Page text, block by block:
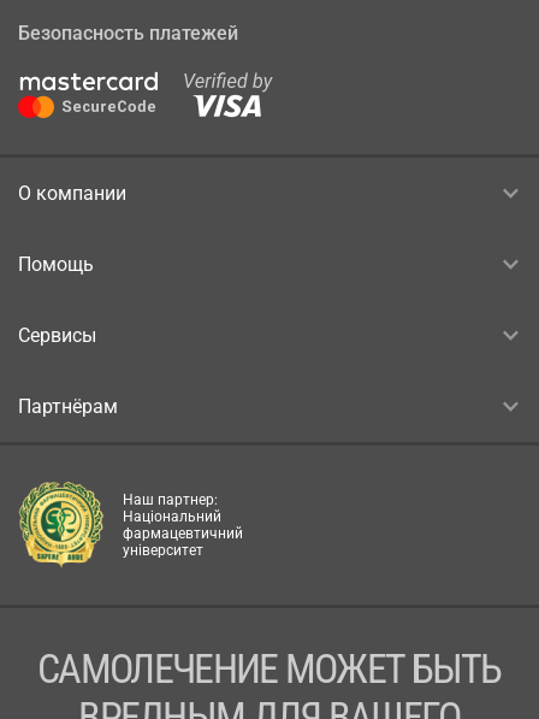
Безопасность платежей
О компании
Помощь
Сервисы
Партнёрам
Наш партнер:
Національний
фармацевтичний
університет
САМОЛЕЧЕНИЕ МОЖЕТ БЫТЬ